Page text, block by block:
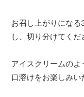
お召し上がりにな
し、切り分けてくだ
アイスクリームの
口溶けをお楽しみい